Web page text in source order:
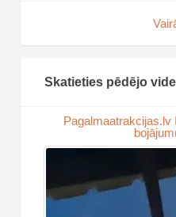
Skatieties pēdējo